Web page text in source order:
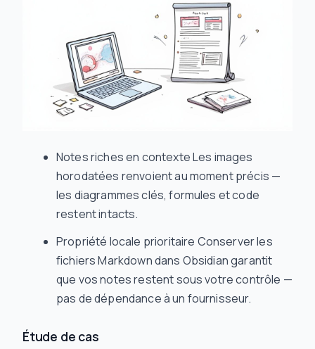
Notes riches en contexte Les images
horodatées renvoient au moment précis —
les diagrammes clés, formules et code
restent intacts.
Propriété locale prioritaire Conserver les
fichiers Markdown dans Obsidian garantit
que vos notes restent sous votre contrôle —
pas de dépendance à un fournisseur.
Étude de cas